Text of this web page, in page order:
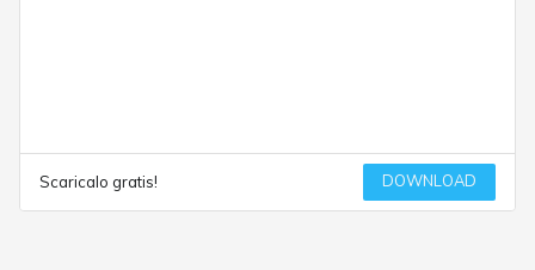
Scaricalo gratis! DOWNLOAD